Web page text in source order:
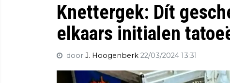
Knettergek: Dít
elkaars initialen
door J. Hoogenberk 22/03/2024 13:31